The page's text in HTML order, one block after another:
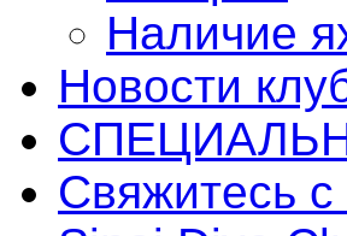
Наличие
Новости
Свяжитесь